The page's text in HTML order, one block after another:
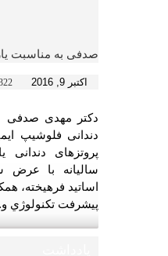
صدفی به مناسبت
اکتبر 9, 2016 322
دکتر مهدی
دندانی فلوشیپ
پروتزهای دندانی
سالیانه با عرض
اساتيد فرهيخته،
پيشرفت تكنولوژي